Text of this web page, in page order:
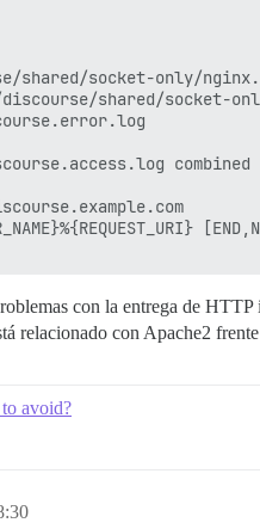
shared/socket-only/
shared/socket-
combined
con la entrega de HTTP
relacionado con Apache2
avoid?